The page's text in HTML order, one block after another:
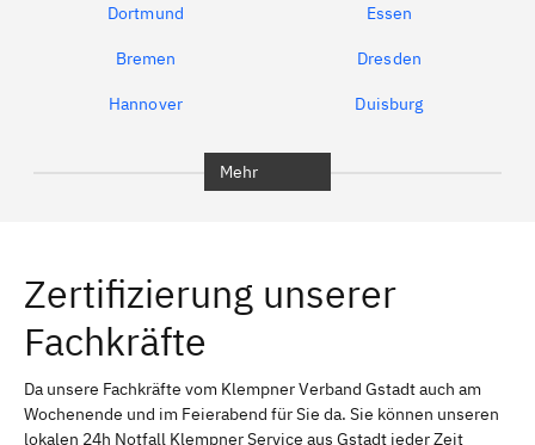
Dortmund Essen
Bremen Dresden
Hannover Duisburg
Erlangen Bamberg
Bayreuth
Schweinfurt Passau
Mehr
Zertifizierung unserer
Fachkräfte
Da unsere Fachkräfte vom Klempner Verband Gstadt auch am
Wochenende und im Feierabend für Sie da. Sie können unseren
lokalen 24h Notfall Klempner Service aus Gstadt jeder Zeit